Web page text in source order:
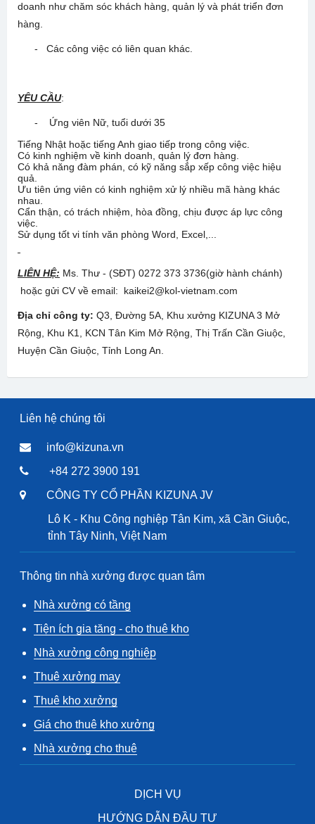
doanh như chăm sóc khách hàng, quản lý và phát triển đơn
hàng.
- Các công việc có liên quan khác.
YÊU CẦU:
- Ứng viên Nữ, tuổi dưới 35
Tiếng Nhật hoặc tiếng Anh giao tiếp trong công việc.
Có kinh nghiệm về kinh doanh, quản lý đơn hàng.
Có khả năng đàm phán, có kỹ năng sắp xếp công việc hiệu
quả.
Ưu tiên ứng viên có kinh nghiệm xử lý nhiều mã hàng khác
nhau.
Cẩn thận, có trách nhiệm, hòa đồng, chịu được áp lực công
việc.
Sử dụng tốt vi tính văn phòng Word, Excel,...
LIÊN HỆ: Ms. Thư - (SĐT) 0272 373 3736(giờ hành chánh)
hoặc gửi CV về email: kaikei2@kol-vietnam.com
Địa chỉ công ty: Q3, Đường 5A, Khu xưởng KIZUNA 3 Mở
Rộng, Khu K1, KCN Tân Kim Mở Rộng, Thị Trấn Cần Giuộc,
Huyện Cần Giuộc, Tỉnh Long An.
Liên hệ chúng tôi
info@kizuna.vn
+84 272 3900 191
CÔNG TY CỔ PHẦN KIZUNA JV
Lô K - Khu Công nghiệp Tân Kim, xã Cần Giuộc,
tỉnh Tây Ninh, Việt Nam
Thông tin nhà xưởng được quan tâm
Nhà xưởng có tầng
Tiện ích gia tăng - cho thuê kho
Nhà xưởng công nghiệp
Thuê xưởng may
Thuê kho xưởng
Giá cho thuê kho xưởng
Nhà xưởng cho thuê
DỊCH VỤ
HƯỚNG DẪN ĐẦU TƯ